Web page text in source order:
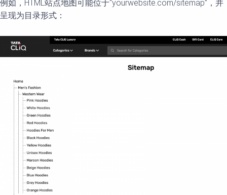
例如，HTML站点地图可能位于“yourwebsite.com/sitemap”，并
呈现为目录形式：